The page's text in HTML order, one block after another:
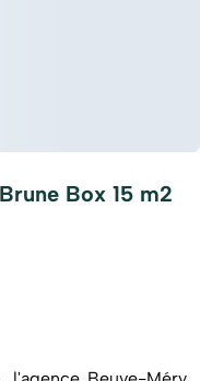
Box 15 m2